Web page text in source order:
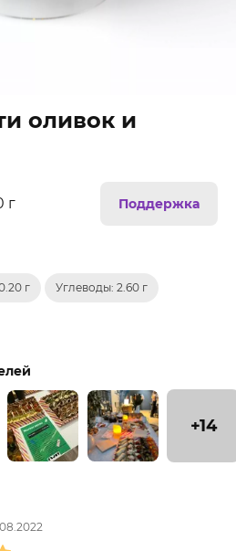
оливок и
г Поддержка
г Углеводы: 2.60 г
+14